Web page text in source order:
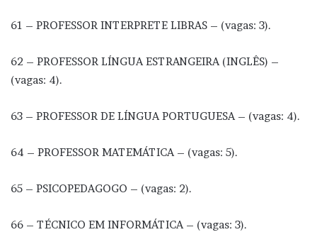
61 – PROFESSOR INTERPRETE LIBRAS – (vagas: 3).
62 – PROFESSOR LÍNGUA ESTRANGEIRA (INGLÊS) –
(vagas: 4).
63 – PROFESSOR DE LÍNGUA PORTUGUESA – (vagas: 4).
64 – PROFESSOR MATEMÁTICA – (vagas: 5).
65 – PSICOPEDAGOGO – (vagas: 2).
66 – TÉCNICO EM INFORMÁTICA – (vagas: 3).